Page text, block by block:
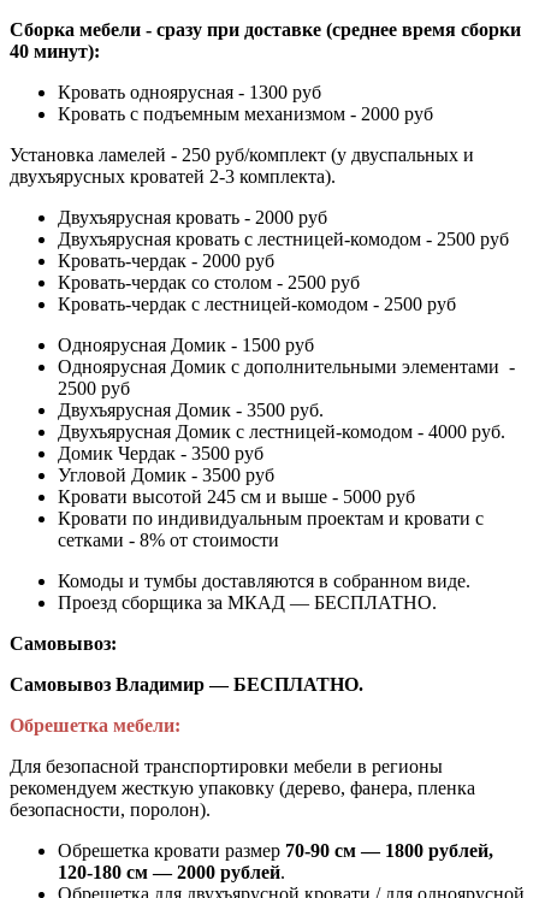
Сборка мебели - сразу при доставке (среднее время сборки
40 минут):
Кровать одноярусная - 1300 руб
Кровать с подъемным механизмом - 2000 руб
Установка ламелей - 250 руб/комплект (у двуспальных и
двухъярусных кроватей 2-3 комплекта).
Двухъярусная кровать - 2000 руб
Двухъярусная кровать с лестницей-комодом - 2500 руб
Кровать-чердак - 2000 руб
Кровать-чердак со столом - 2500 руб
Кровать-чердак с лестницей-комодом - 2500 руб
Одноярусная Домик - 1500 руб
Одноярусная Домик с дополнительными элементами -
2500 руб
Двухъярусная Домик - 3500 руб.
Двухъярусная Домик с лестницей-комодом - 4000 руб.
Домик Чердак - 3500 руб
Угловой Домик - 3500 руб
Кровати высотой 245 см и выше - 5000 руб
Кровати по индивидуальным проектам и кровати с
сетками - 8% от стоимости
Комоды и тумбы доставляются в собранном виде.
Проезд сборщика за МКАД — БЕСПЛАТНО.
Самовывоз:
Самовывоз Владимир — БЕСПЛАТНО.
Обрешетка мебели:
Для безопасной транспортировки мебели в регионы
рекомендуем жесткую упаковку (дерево, фанера, пленка
безопасности, поролон).
Обрешетка кровати размер 70-90 см — 1800 рублей,
120-180 см — 2000 рублей.
Обрешетка для двухъярусной кровати / для одноярусной